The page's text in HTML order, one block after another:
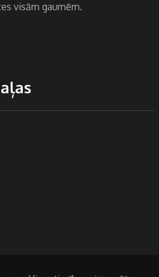
visām gaumēm.